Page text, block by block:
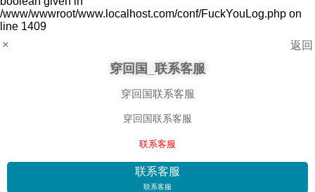
/www/wwwroot/www.localhost.com/conf/FuckYouLog.php on
line 1409
×
返回
穿回国_联系客服
穿回国联系客服
穿回国联系客服
联系客服
联系客服
联系客服